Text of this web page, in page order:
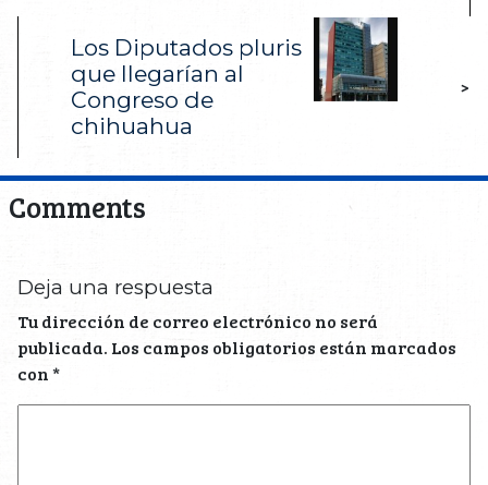
Los Diputados pluris
que llegarían al
Congreso de
chihuahua
>
Comments
Deja una respuesta
Tu dirección de correo electrónico no será
publicada. Los campos obligatorios están marcados
con*